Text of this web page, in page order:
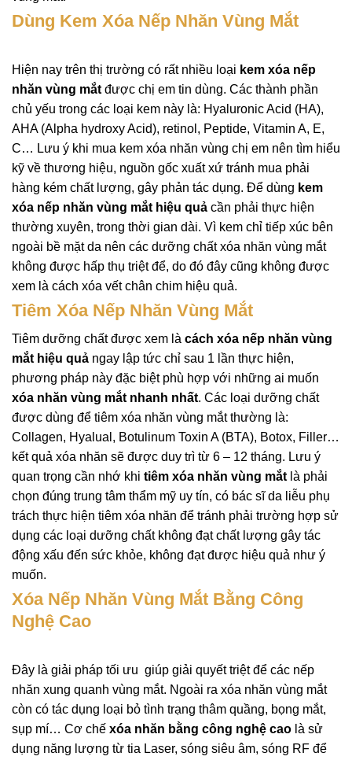
Dùng Kem Xóa Nếp Nhăn Vùng Mắt
Hiện nay trên thị trường có rất nhiều loại kem xóa nếp
nhăn vùng mắt được chị em tin dùng. Các thành phần
chủ yếu trong các loại kem này là: Hyaluronic Acid (HA),
AHA (Alpha hydroxy Acid), retinol, Peptide, Vitamin A, E,
C… Lưu ý khi mua kem xóa nhăn vùng chị em nên tìm hiểu
kỹ về thương hiệu, nguồn gốc xuất xứ tránh mua phải
hàng kém chất lượng, gây phản tác dụng. Để dùng kem
xóa nếp nhăn vùng mắt hiệu quả cần phải thực hiện
thường xuyên, trong thời gian dài. Vì kem chỉ tiếp xúc bên
ngoài bề mặt da nên các dưỡng chất xóa nhăn vùng mắt
không được hấp thụ triệt để, do đó đây cũng không được
xem là cách xóa vết chân chim hiệu quả.
Tiêm Xóa Nếp Nhăn Vùng Mắt
Tiêm dưỡng chất được xem là cách xóa nếp nhăn vùng
mắt hiệu quả ngay lập tức chỉ sau 1 lần thực hiện,
phương pháp này đặc biệt phù hợp với những ai muốn
xóa nhăn vùng mắt nhanh nhất. Các loại dưỡng chất
được dùng để tiêm xóa nhăn vùng mắt thường là:
Collagen, Hyalual, Botulinum Toxin A (BTA), Botox, Filler…
kết quả xóa nhăn sẽ được duy trì từ 6 – 12 tháng. Lưu ý
quan trọng cần nhớ khi tiêm xóa nhăn vùng mắt là phải
chọn đúng trung tâm thẩm mỹ uy tín, có bác sĩ da liễu phụ
trách thực hiện tiêm xóa nhăn để tránh phải trường hợp sử
dụng các loại dưỡng chất không đạt chất lượng gây tác
động xấu đến sức khỏe, không đạt được hiệu quả như ý
muốn.
Xóa Nếp Nhăn Vùng Mắt Bằng Công
Nghệ Cao
Đây là giải pháp tối ưu giúp giải quyết triệt để các nếp
nhăn xung quanh vùng mắt. Ngoài ra xóa nhăn vùng mắt
còn có tác dụng loại bỏ tình trạng thâm quầng, bọng mắt,
sụp mí… Cơ chế xóa nhăn bằng công nghệ cao là sử
dụng năng lượng từ tia Laser, sóng siêu âm, sóng RF để